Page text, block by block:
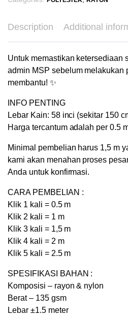
GAUN
PASHMINA
TUNIK
OUTER
GAMIS
ROK
Description Additional
Untuk memastikan ketersediaan
admin MSP sebelum melakukan
membantu! ✨
INFO PENTING
Lebar Kain: 58 inci (sekitar 150
Harga tercantum adalah per 0.5
Minimal pembelian harus 1,5 m
kami akan menahan proses
Anda untuk konfirmasi.
CARA PEMBELIAN :
Klik 1 kali = 0.5 m
Klik 2 kali = 1 m
Klik 3 kali = 1,5 m
Klik 4 kali = 2 m
Klik 5 kali = 2.5 m
SPESIFIKASI BAHAN :
Komposisi – rayon & nylon
Berat – 135 gsm
Lebar ±1.5 meter